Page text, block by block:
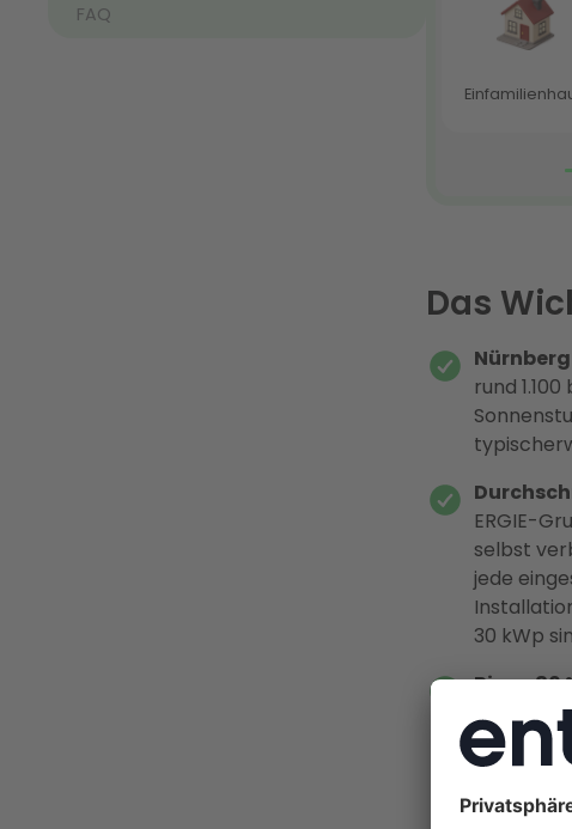
FAQ
Das
rund
ERGIE-
selbst
jede
30 kWp
Bis zu
den
echten